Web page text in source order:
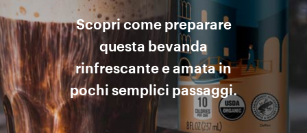
Scopri come preparare
questa bevanda
rinfrescante e amata in
pochi semplici passaggi.